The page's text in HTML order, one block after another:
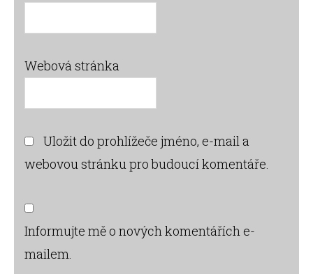
Webová stránka
Uložit do prohlížeče jméno, e-mail a
webovou stránku pro budoucí komentáře.
Informujte mě o nových komentářích e-
mailem.